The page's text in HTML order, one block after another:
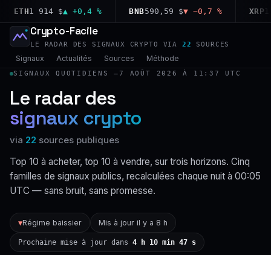
ETH1 914 $▲ +0,4 % BNB590,59 $▼ −0,7 % XRP
Crypto-Facile
LE RADAR DES SIGNAUX CRYPTO VIA 22 SOURCES
Signaux Actualités Sources Méthode
SIGNAUX QUOTIDIENS —7 AOÛT 2026 À 11:37 UTC
Le radar des
signaux crypto
via 22 sources publiques
Top 10 à acheter, top 10 à vendre, sur trois horizons. Cinq
familles de signaux publics, recalculées chaque nuit à 00:05
UTC — sans bruit, sans promesse.
▼Régime baissier Mis à jour il y a 8 h
Prochaine mise à jour dans 4 h 10 min 46 s